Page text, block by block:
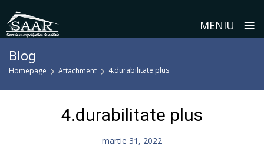
MENIU ≡
content
Blog
Homepage Attachment 4.durabilitate plus
4.durabilitate plus
martie 31, 2022